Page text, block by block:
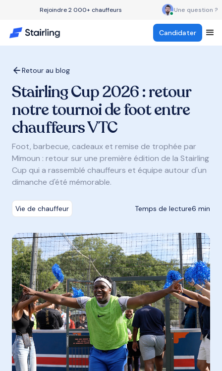
Rejoindre 2 000+ chauffeurs Une question ?
Candidater
Retour au blog
Stairling Cup 2026 : retour
notre tournoi de foot entre
chauffeurs VTC
Foot, barbecue, cadeaux et remise de trophée par
Mimoun : retour sur une première édition de la Stairling
Cup qui a rassemblé chauffeurs et équipe autour d'un
dimanche d'été mémorable.
Vie de chauffeur Temps de lecture6 min